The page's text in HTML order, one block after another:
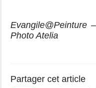
Evangile@Peinture
Photo Atelia
Partager cet article